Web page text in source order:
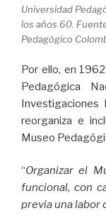
Universidad
los años 60.
Pedagógico
Por ello, en
Pedagógica
Investigaciones
reorganiza e
Museo
“Organizar el
funcional, con
previa una labor